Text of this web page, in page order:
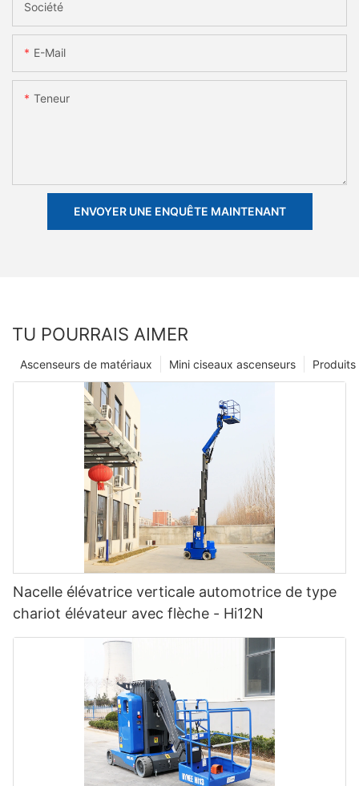
Société
E-Mail
Teneur
ENVOYER UNE ENQUÊTE MAINTENANT
TU POURRAIS AIMER
Produits
Mini ciseaux ascenseurs
Ascenseurs de matériaux
Nacelle élévatrice verticale automotrice de type
chariot élévateur avec flèche - Hi12N